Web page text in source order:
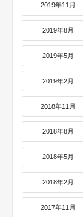
2019年11月
2019年8月
2019年5月
2019年2月
2018年11月
2018年8月
2018年5月
2018年2月
2017年11月